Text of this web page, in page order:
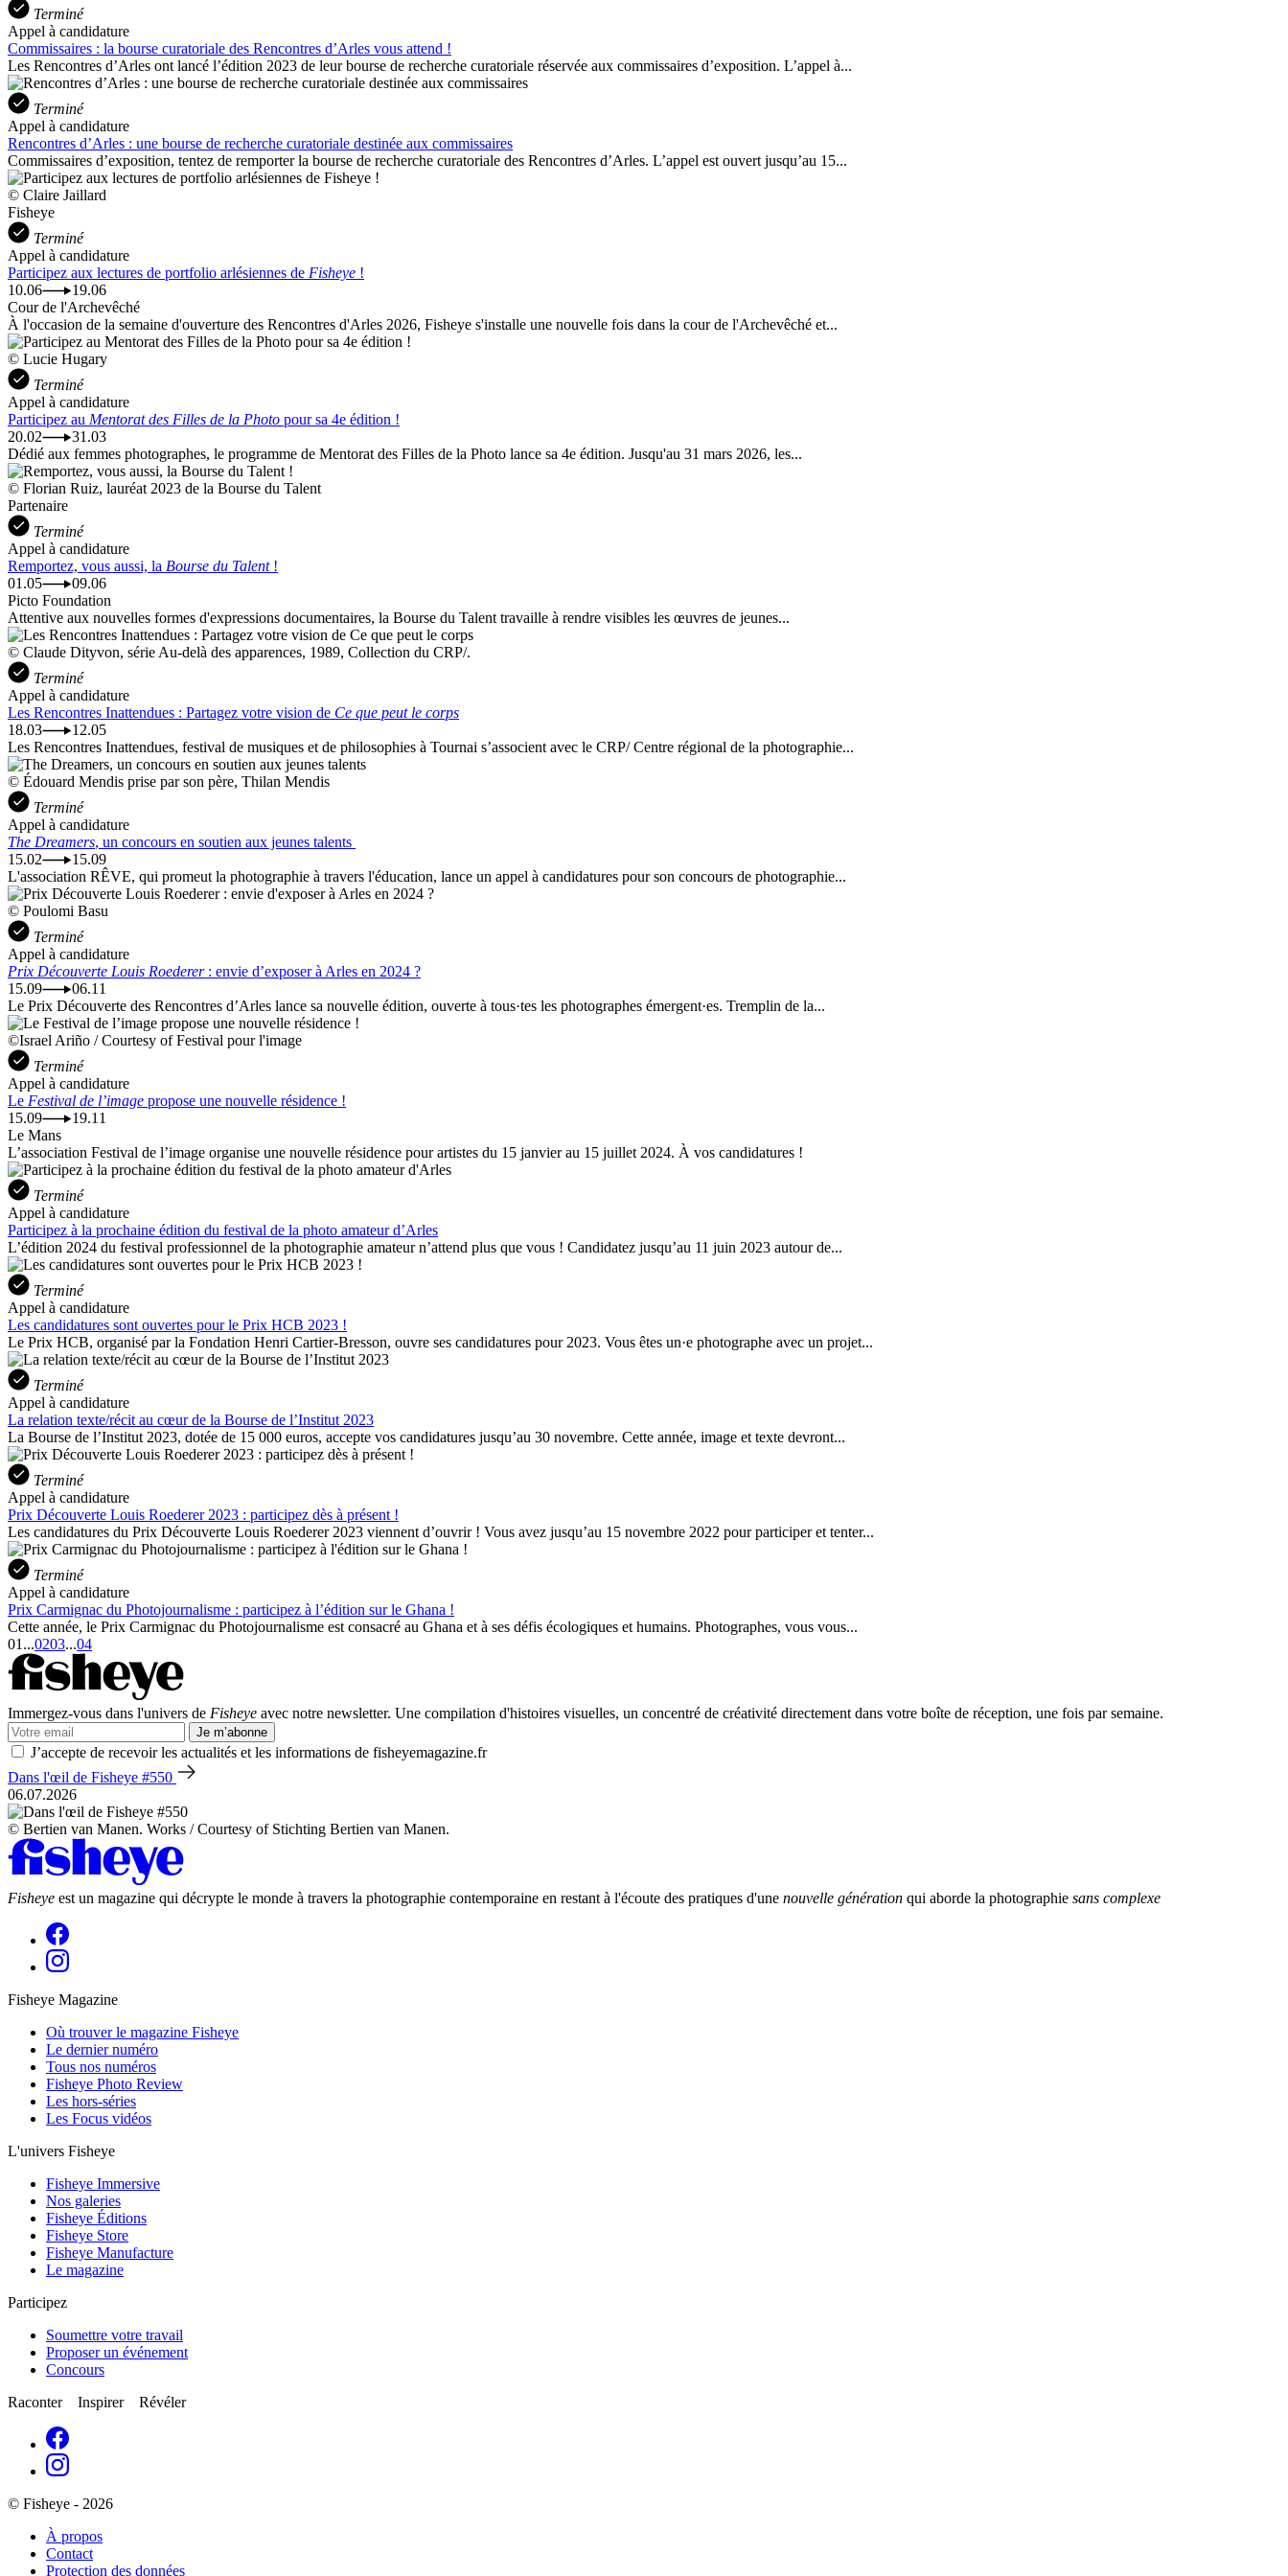
Terminé
Appel à candidature
Commissaires : la bourse curatoriale des Rencontres d’Arles vous attend !
Les Rencontres d’Arles ont lancé l’édition 2023 de leur bourse de recherche curatoriale réservée aux commissaires d’exposition. L’appel à...
Terminé
Appel à candidature
Rencontres d’Arles : une bourse de recherche curatoriale destinée aux commissaires
Commissaires d’exposition, tentez de remporter la bourse de recherche curatoriale des Rencontres d’Arles. L’appel est ouvert jusqu’au 15...
© Claire Jaillard
Fisheye
Terminé
Appel à candidature
Participez aux lectures de portfolio arlésiennes de Fisheye !
10.06
19.06
Cour de l'Archevêché
À l'occasion de la semaine d'ouverture des Rencontres d'Arles 2026, Fisheye s'installe une nouvelle fois dans la cour de l'Archevêché et...
© Lucie Hugary
Terminé
Appel à candidature
Participez au Mentorat des Filles de la Photo pour sa 4e édition !
20.02
31.03
Dédié aux femmes photographes, le programme de Mentorat des Filles de la Photo lance sa 4e édition. Jusqu'au 31 mars 2026, les...
© Florian Ruiz, lauréat 2023 de la Bourse du Talent
Partenaire
Terminé
Appel à candidature
Remportez, vous aussi, la Bourse du Talent!
01.05
09.06
Picto Foundation
Attentive aux nouvelles formes d'expressions documentaires, la Bourse du Talent travaille à rendre visibles les œuvres de jeunes...
© Claude Dityvon, série Au-delà des apparences, 1989, Collection du CRP/.
Terminé
Appel à candidature
Les Rencontres Inattendues : Partagez votre vision de Ce que peut le corps
18.03
12.05
Les Rencontres Inattendues, festival de musiques et de philosophies à Tournai s’associent avec le CRP/ Centre régional de la photographie...
© Édouard Mendis prise par son père, Thilan Mendis
Terminé
Appel à candidature
The Dreamers, un concours en soutien aux jeunes talents
15.02
15.09
L'association RÊVE, qui promeut la photographie à travers l'éducation, lance un appel à candidatures pour son concours de photographie...
© Poulomi Basu
Terminé
Appel à candidature
Prix Découverte Louis Roederer: envie d’exposer à Arles en 2024 ?
15.09
06.11
Le Prix Découverte des Rencontres d’Arles lance sa nouvelle édition, ouverte à tous·tes les photographes émergent·es. Tremplin de la...
©Israel Ariño / Courtesy of Festival pour l'image
Terminé
Appel à candidature
Le Festival de l’image propose une nouvelle résidence !
15.09
19.11
Le Mans
L’association Festival de l’image organise une nouvelle résidence pour artistes du 15 janvier au 15 juillet 2024. À vos candidatures !
Terminé
Appel à candidature
Participez à la prochaine édition du festival de la photo amateur d’Arles
L’édition 2024 du festival professionnel de la photographie amateur n’attend plus que vous ! Candidatez jusqu’au 11 juin 2023 autour de...
Terminé
Appel à candidature
Les candidatures sont ouvertes pour le Prix HCB 2023 !
Le Prix HCB, organisé par la Fondation Henri Cartier-Bresson, ouvre ses candidatures pour 2023. Vous êtes un·e photographe avec un projet...
Terminé
Appel à candidature
La relation texte/récit au cœur de la Bourse de l’Institut 2023
La Bourse de l’Institut 2023, dotée de 15 000 euros, accepte vos candidatures jusqu’au 30 novembre. Cette année, image et texte devront...
Terminé
Appel à candidature
Prix Découverte Louis Roederer 2023 : participez dès à présent !
Les candidatures du Prix Découverte Louis Roederer 2023 viennent d’ouvrir ! Vous avez jusqu’au 15 novembre 2022 pour participer et tenter...
Terminé
Appel à candidature
Prix Carmignac du Photojournalisme : participez à l’édition sur le Ghana !
Cette année, le Prix Carmignac du Photojournalisme est consacré au Ghana et à ses défis écologiques et humains. Photographes, vous vous...
01 ...0203...04
Immergez-vous dans l'univers de Fisheye avec notre newsletter. Une compilation d'histoires visuelles, un concentré de créativité directement dans votre boîte de réception, une fois par semaine.
Je m’abonne
J’accepte de recevoir les actualités et les informations de fisheyemagazine.fr
Dans l'œil de Fisheye #550
06.07.2026
© Bertien van Manen. Works / Courtesy of Stichting Bertien van Manen.
Fisheye est un magazine qui décrypte le monde à travers la photographie contemporaine en restant à l'écoute des pratiques d'une nouvelle génération qui aborde la photographie sans complexe
Fisheye Magazine
Où trouver le magazine Fisheye
Le dernier numéro
Tous nos numéros
Fisheye Photo Review
Les hors-séries
Les Focus vidéos
L'univers Fisheye
Fisheye Immersive
Nos galeries
Fisheye Éditions
Fisheye Store
Fisheye Manufacture
Le magazine
Participez
Soumettre votre travail
Proposer un événement
Concours
Raconter Inspirer Révéler
© Fisheye - 2026
À propos
Contact
Protection des données